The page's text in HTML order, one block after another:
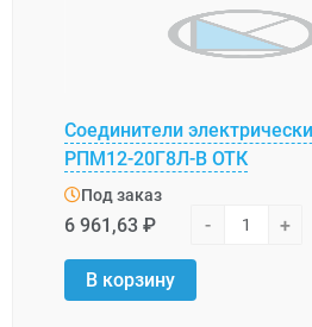
Соединители
РПМ12-20Г8Л-В ОТК
Под заказ
6 961,63 ₽ - +
В корзину